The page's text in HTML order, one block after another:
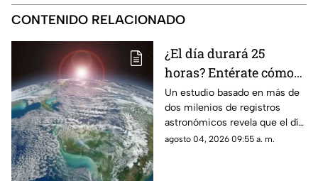
CONTENIDO RELACIONADO
¿El día durará 25
horas? Entérate cómo
sucederá y a partir de
cuándo
Un estudio basado en más de
dos milenios de registros
astronómicos revela que el día
pasará a durar 25 horas. Aquí
agosto 04, 2026 09:55 a. m.